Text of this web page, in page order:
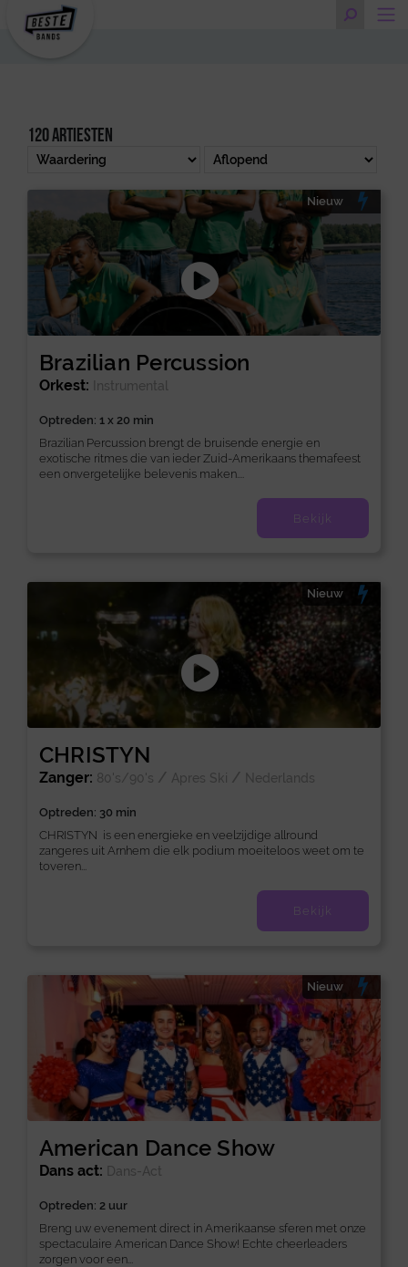
120 artiesten
Brazilian Percussion
Nieuw
Orkest: Instrumental
Optreden: 1 x 20 min
Brazilian Percussion brengt de bruisende energie en
exotische ritmes die van ieder Zuid-Amerikaans themafeest
een onvergetelijke belevenis maken....
Bekijk
CHRISTYN
Nieuw
Zanger: 80's/90's / Apres Ski / Nederlands
Optreden: 30 min
CHRISTYN is een energieke en veelzijdige allround
zangeres uit Arnhem die elk podium moeiteloos weet om te
toveren...
Bekijk
American Dance Show
Nieuw
Dans act: Dans-Act
Optreden: 2 uur
Breng uw evenement direct in Amerikaanse sferen met onze
spectaculaire American Dance Show! Echte cheerleaders
zorgen voor een...